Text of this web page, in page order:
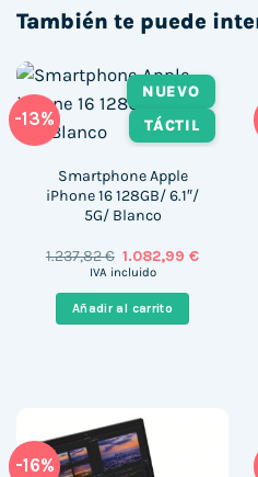
También te puede
-13%
NUEVO
TÁCTIL
Smartphone Apple
iPhone 16 128GB/ 6.1″/
5G/ Blanco
1.237,82€ El
precio
era:
1.237,82 €.
1.082,99€El
IVA incluido
Añadir al carrito
-16%